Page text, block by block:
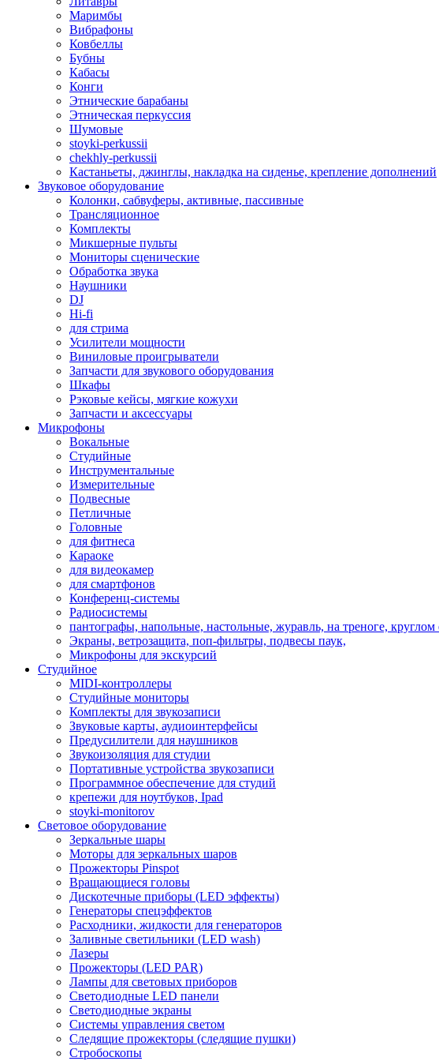
Маримбы
Вибрафоны
Ковбеллы
Бубны
Кабасы
Конги
Этнические барабаны
Этническая перкуссия
Шумовые
stoyki-perkussii
chekhly-perkussii
Кастаньеты, джинглы, накладка на сиденье, крепление дополнений
Звуковое оборудование
Колонки, сабвуферы, активные, пассивные
Трансляционное
Комплекты
Микшерные пульты
Мониторы сценические
Обработка звука
Наушники
DJ
Hi-fi
для стрима
Усилители мощности
Виниловые проигрыватели
Запчасти для звукового оборудования
Шкафы
Рэковые кейсы, мягкие кожухи
Запчасти и аксессуары
Микрофоны
Вокальные
Студийные
Инструментальные
Измерительные
Подвесные
Петличные
Головные
для фитнеса
Караоке
для видеокамер
для смартфонов
Конференц-системы
Радиосистемы
пантографы, напольные, настольные, журавль, на треноге,
Экраны, ветрозащита, поп-фильтры, подвесы паук,
Микрофоны для экскурсий
Студийное
MIDI-контроллеры
Студийные мониторы
Комплекты для звукозаписи
Звуковые карты, аудиоинтерфейсы
Предусилители для наушников
Звукоизоляция для студии
Портативные устройства звукозаписи
Программное обеспечение для студий
крепежи для ноутбуков, Ipad
stoyki-monitorov
Световое оборудование
Зеркальные шары
Моторы для зеркальных шаров
Прожекторы Pinspot
Вращающиеся головы
Дискотечные приборы (LED эффекты)
Генераторы спецэффектов
Расходники, жидкости для генераторов
Заливные светильники (LED wash)
Лазеры
Прожекторы (LED PAR)
Лампы для световых приборов
Светодиодные LED панели
Светодиодные экраны
Системы управления светом
Следящие прожекторы (следящие пушки)
Стробоскопы